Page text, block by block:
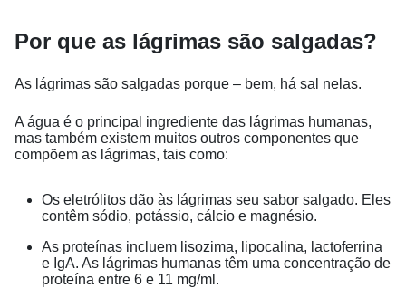
Por que as lágrimas são salgadas?
As lágrimas são salgadas porque – bem, há sal nelas.
A água é o principal ingrediente das lágrimas humanas,
mas também existem muitos outros componentes que
compõem as lágrimas, tais como:
Os eletrólitos dão às lágrimas seu sabor salgado. Eles
contêm sódio, potássio, cálcio e magnésio.
As proteínas incluem lisozima, lipocalina, lactoferrina
e IgA. As lágrimas humanas têm uma concentração de
proteína entre 6 e 11 mg/ml.